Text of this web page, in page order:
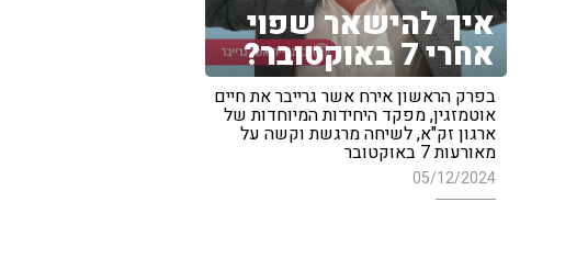
איך להישאר שפוי
אחרי 7 באוקטובר?
בפרק הראשון אירח אשר גרייבר את חיים
אוטמזגין, מפקד היחידות המיוחדות של
ארגון זק"א, לשיחה מרגשת וקשה על
מאורעות 7 באוקטובר
05/12/2024